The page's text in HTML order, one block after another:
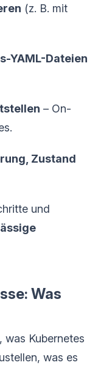
(z. B. mit
YAML-Dateien
– On-
Zustand
und
Was
was Kubernetes
was es